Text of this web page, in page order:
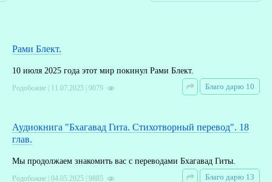
Рами Блект.
10 июля 2025 года этот мир покинул Рами Блект.
Родобожие | 11.07.2025 | 9079 Благо дарю 10
Аудиокнига "Бхагавад Гита. Стихотворный перевод". 18
глав.
Мы продолжаем знакомить вас с переводами Бхагавад Гиты.
Родобожие | 04.05.2025 | 9885 Благо дарю 13